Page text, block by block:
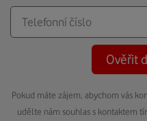
Ověřit
Pokud máte zájem, abychom vás
udělte nám souhlas s kontaktem